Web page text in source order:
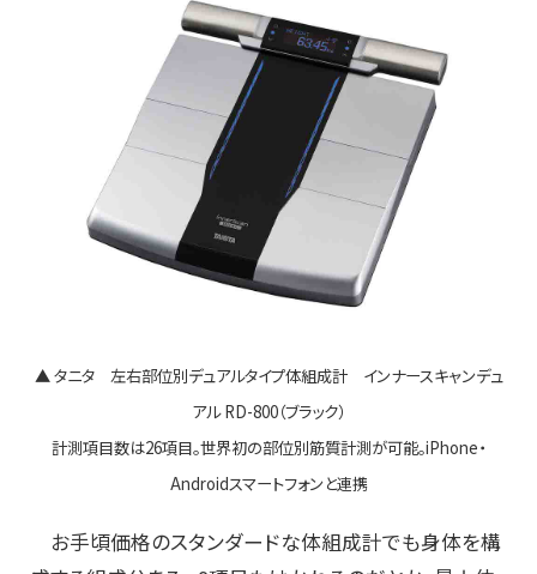
▲ タニタ 左右部位別デュアルタイプ体組成計 インナースキャンデュ
アル RD-800（ブラック）
計測項目数は26項目。世界初の部位別筋質計測が可能。iPhone・
Androidスマートフォンと連携
お手頃価格のスタンダードな体組成計でも身体を構